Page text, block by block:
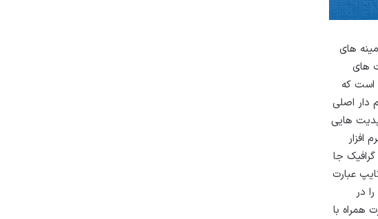
های
های
است که
دار اصلی
هایی
جا
عبارت
در
همراه با